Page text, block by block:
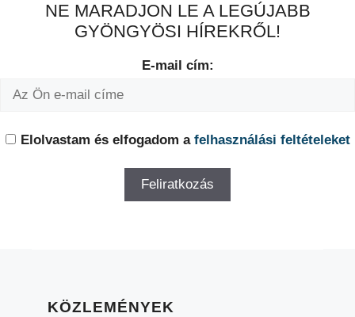
NE MARADJON LE A LEGÚJABB
GYÖNGYÖSI HÍREKRŐL!
E-mail cím:
Elolvastam és elfogadom a felhasználási feltételeket
KÖZLEMÉNYEK